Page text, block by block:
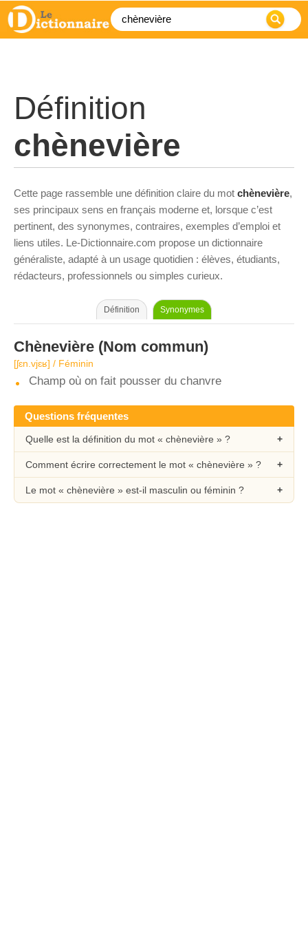
Définition
chènevière
Cette page rassemble une définition claire du mot chènevière,
ses principaux sens en français moderne et, lorsque c’est
pertinent, des synonymes, contraires, exemples d’emploi et
liens utiles. Le-Dictionnaire.com propose un dictionnaire
généraliste, adapté à un usage quotidien : élèves, étudiants,
rédacteurs, professionnels ou simples curieux.
Définition Synonymes
Chènevière (Nom commun)
[ʃɛn.vjɛʁ] / Féminin
Champ où on fait pousser du chanvre
Questions fréquentes
Quelle est la définition du mot « chènevière » ?
Comment écrire correctement le mot « chènevière » ?
Le mot « chènevière » est-il masculin ou féminin ?